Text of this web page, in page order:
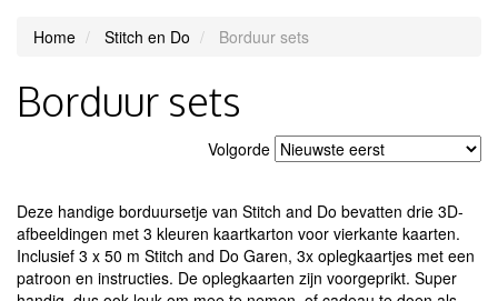
Home Stitch en Do Borduur sets
Borduur sets
Volgorde
Deze handige borduursetje van Stitch and Do bevatten drie 3D-
afbeeldingen met 3 kleuren kaartkarton voor vierkante kaarten.
Inclusief 3 x 50 m Stitch and Do Garen, 3x oplegkaartjes met een
patroon en instructies. De oplegkaarten zijn voorgeprikt. Super